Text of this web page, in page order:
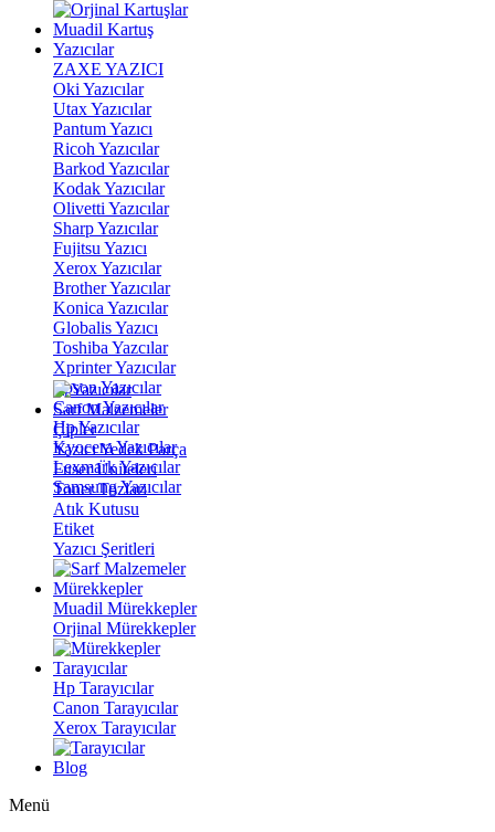
Muadil Kartuş
Yazıcılar
ZAXE YAZICI
Oki Yazıcılar
Utax Yazıcılar
Pantum Yazıcı
Ricoh Yazıcılar
Barkod Yazıcılar
Kodak Yazıcılar
Olivetti Yazıcılar
Sharp Yazıcılar
Fujitsu Yazıcı
Xerox Yazıcılar
Brother Yazıcılar
Konica Yazıcılar
Globalis Yazıcı
Toshiba Yazcılar
Xprinter Yazıcılar
Epson Yazıcılar
Canon Yazıcılar
Hp Yazıcılar
Kyocera Yazıcılar
Lexmark Yazıcılar
Samsung Yazıcılar
Sarf Malzemeler
Çipler
Yazıcı Yedek Parça
Fuser Üniteleri
Toner Tozları
Atık Kutusu
Etiket
Yazıcı Şeritleri
Mürekkepler
Muadil Mürekkepler
Orjinal Mürekkepler
Tarayıcılar
Hp Tarayıcılar
Canon Tarayıcılar
Xerox Tarayıcılar
Blog
Menü